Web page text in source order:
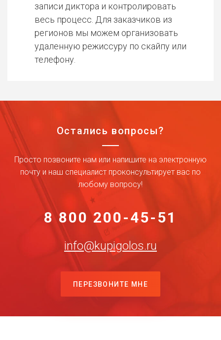
записи диктора и контролировать
весь процесс. Для заказчиков из
регионов мы можем организовать
удаленную режиссуру по скайпу или
телефону.
Остались вопросы?
Просто позвоните нам или напишите на электронную
почту и наш специалист проконсультирует вас по
любому вопросу!
8 800 200-45-51
info@kupigolos.ru
ПЕРЕЗВОНИТЕ МНЕ